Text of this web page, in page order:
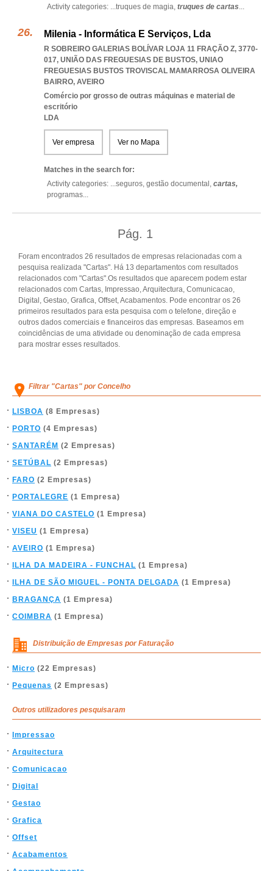
Activity categories: ...truques de magia, truques de cartas...
Milenia - Informática E Serviços, Lda
R SOBREIRO GALERIAS BOLÍVAR LOJA 11 FRAÇÃO Z, 3770-
017, UNIÃO DAS FREGUESIAS DE BUSTOS, UNIAO
FREGUESIAS BUSTOS TROVISCAL MAMARROSA OLIVEIRA
BAIRRO, AVEIRO
Comércio por grosso de outras máquinas e material de
escritório
LDA
Ver empresa Ver no Mapa
Matches in the search for:
Activity categories: ...seguros, gestão documental, cartas,
programas...
Pág. 1
Foram encontrados 26 resultados de empresas relacionadas com a
pesquisa realizada "Cartas". Há 13 departamentos com resultados
relacionados com "Cartas".Os resultados que aparecem podem estar
relacionados com Cartas, Impressao, Arquitectura, Comunicacao,
Digital, Gestao, Grafica, Offset, Acabamentos. Pode encontrar os 26
primeiros resultados para esta pesquisa com o telefone, direção e
outros dados comerciais e financeiros das empresas. Baseamos em
coincidências de uma atividade ou denominação de cada empresa
para mostrar esses resultados.
Filtrar "Cartas" por Concelho
LISBOA (8 Empresas)
PORTO (4 Empresas)
SANTARÉM (2 Empresas)
SETÚBAL (2 Empresas)
FARO (2 Empresas)
PORTALEGRE (1 Empresa)
VIANA DO CASTELO (1 Empresa)
VISEU (1 Empresa)
AVEIRO (1 Empresa)
ILHA DA MADEIRA - FUNCHAL (1 Empresa)
ILHA DE SÃO MIGUEL - PONTA DELGADA (1 Empresa)
BRAGANÇA (1 Empresa)
COIMBRA (1 Empresa)
Distribuição de Empresas por Faturação
Micro (22 Empresas)
Pequenas (2 Empresas)
Outros utilizadores pesquisaram
Impressao
Arquitectura
Comunicacao
Digital
Gestao
Grafica
Offset
Acabamentos